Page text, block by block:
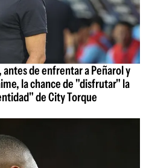
de enfrentar a Peñarol y
la chance de "disfrutar" la
de City Torque